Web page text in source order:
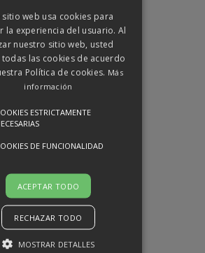
*Obligatorio
*Obligatorio
contraseña?
sitio web usa cookies para
la experiencia del usuario. Al
nuestro sitio web, usted
todas las cookies de acuerdo
Política de cookies. Más
información
ESTRICTAMENTE
DE FUNCIONALIDAD
ACEPTAR TODO
RECHAZAR TODO
MOSTRAR DETALLES